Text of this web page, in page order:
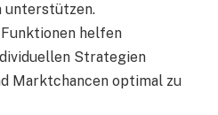
unterstützen.
helfen
Strategien
Marktchancen optimal zu